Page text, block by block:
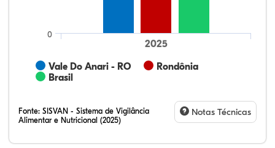
Vale Do Anari - RO
Rondônia
Brasil
2025
0
Fonte: SISVAN - Sistema de Vigilância
Alimentar e Nutricional (2025)
Notas Técnicas